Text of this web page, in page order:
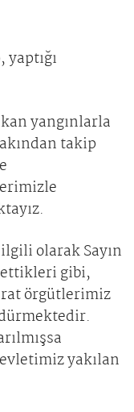
yangınlarla
takip
olarak Sayın
ettikleri gibi,
örgütlerimiz
yakılan